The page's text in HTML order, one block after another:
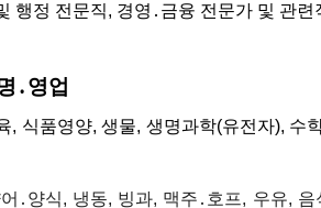
행정 전문직, 경영․금융 전문가 및 관련
․영업
식품영양, 생물, 생명과학(유전자), 수
․양식, 냉동, 빙과, 맥주․호프, 우유, 음